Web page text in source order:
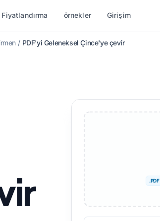
(.IDML)
PDF'den TXT'ye
InDesign'dan PDF'ye
XLSX'den PDF'ye
TXT'den XLSX'ye
dönüştürücü
JPG'den PDF'ye
İsveççe
Svahili
Fiyatlandırma örnekler Girişim
/ PDF'yi Geleneksel Çince'ye çevir
.PDF